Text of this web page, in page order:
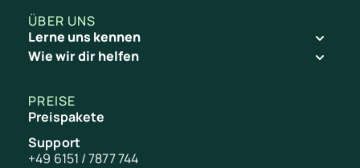
ÜBER UNS
Lerne uns kennen
Wie wir dir helfen
PREISE
Preispakete
Support
+49 6151 / 7877 744